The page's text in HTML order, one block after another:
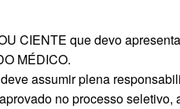
CIENTE que devo
MÉDICO.
assumir plena
no processo